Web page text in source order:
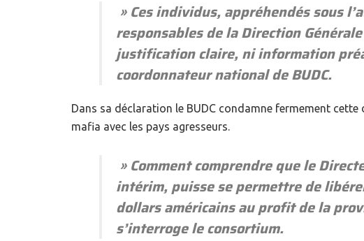
» Ces individus, appréhendés sous
responsables de la Direction
justification claire, ni information
coordonnateur national de BUDC.
Dans sa déclaration le BUDC condamne fermement
mafia avec les pays agresseurs.
» Comment comprendre que le
intérim, puisse se permettre de
dollars américains au profit de la
s’interroge le consortium.